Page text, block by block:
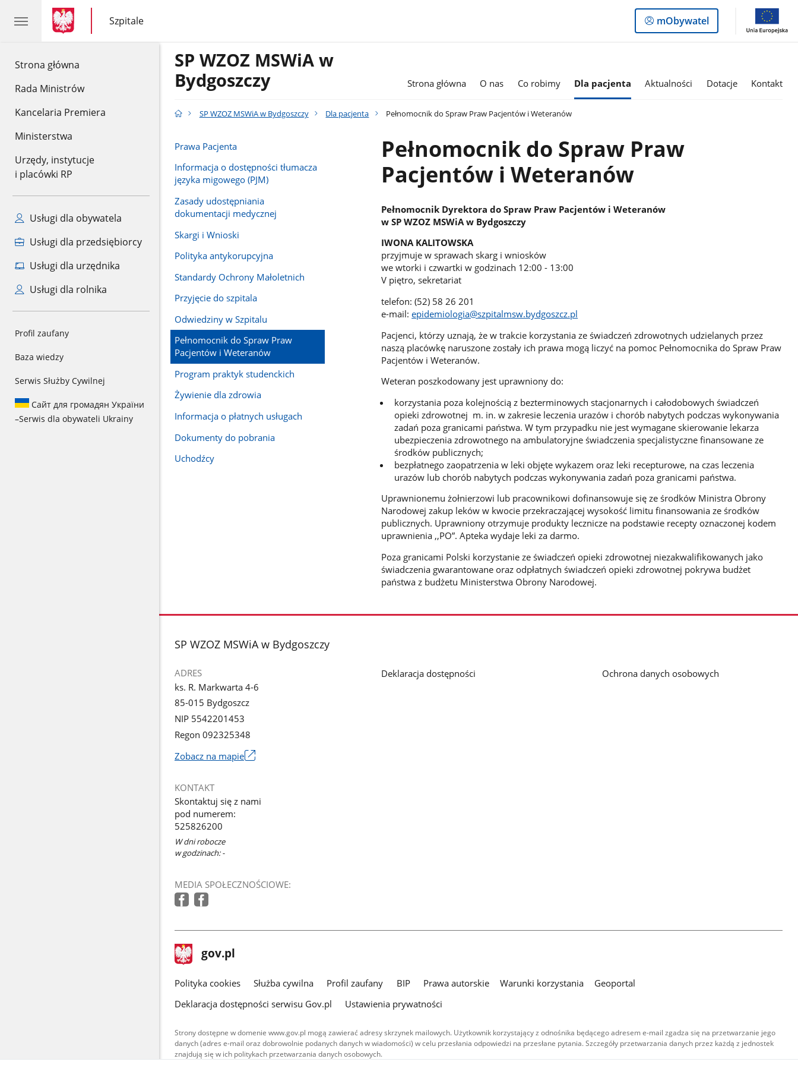
Strona główna
Rada Ministrów
Kancelaria Premiera
Ministerstwa
Urzędy, instytucje
i placówki RP
Usługi dla obywatela
Usługi dla przedsiębiorcy
Usługi dla urzędnika
Usługi dla rolnika
Profil zaufany
Baza wiedzy
Serwis Służby Cywilnej
Сайт для громадян України
–Serwis dla obywateli Ukrainy
gov.pl
gov.pl
Szpitale
gov.pl
Szpitale
Logowanie
do
mObywatel
SP WZOZ MSWiA w
Bydgoszczy
Strona główna O nas Co robimy Dla pacjenta Aktualności Dotacje Kontakt
SP WZOZ MSWiA w Bydgoszczy Dla pacjenta Pełnomocnik do Spraw Praw Pacjentów i Weteranów
Prawa Pacjenta
Informacja o dostępności tłumacza
języka migowego (PJM)
Zasady udostępniania
dokumentacji medycznej
Skargi i Wnioski
Polityka antykorupcyjna
Standardy Ochrony Małoletnich
Przyjęcie do szpitala
Odwiedziny w Szpitalu
Pełnomocnik do Spraw Praw
Pacjentów i Weteranów
Program praktyk studenckich
Żywienie dla zdrowia
Informacja o płatnych usługach
Dokumenty do pobrania
Uchodźcy
Pełnomocnik do Spraw Praw
Pacjentów i Weteranów
Pełnomocnik Dyrektora do Spraw Praw Pacjentów i Weteranów
w SP WZOZ MSWiA w Bydgoszczy
IWONA KALITOWSKA
przyjmuje w sprawach skarg i wniosków
we wtorki i czwartki w godzinach 12:00 - 13:00
V piętro, sekretariat
telefon: (52) 58 26 201
e-mail:epidemiologia@szpitalmsw.bydgoszcz.pl
Pacjenci, którzy uznają, że w trakcie korzystania ze świadczeń zdrowotnych udzielanych przez
naszą placówkę naruszone zostały ich prawa mogą liczyć na pomoc Pełnomocnika do Spraw Praw
Pacjentów i Weteranów.
Weteran poszkodowany jest uprawniony do:
korzystania poza kolejnością z bezterminowych stacjonarnych i całodobowych świadczeń
opieki zdrowotnej m. in. w zakresie leczenia urazów i chorób nabytych podczas wykonywania
zadań poza granicami państwa. W tym przypadku nie jest wymagane skierowanie lekarza
ubezpieczenia zdrowotnego na ambulatoryjne świadczenia specjalistyczne finansowane ze
środków publicznych;
bezpłatnego zaopatrzenia w leki objęte wykazem oraz leki recepturowe, na czas leczenia
urazów lub chorób nabytych podczas wykonywania zadań poza granicami państwa.
Uprawnionemu żołnierzowi lub pracownikowi dofinansowuje się ze środków Ministra Obrony
Narodowej zakup leków w kwocie przekraczającej wysokość limitu finansowania ze środków
publicznych. Uprawniony otrzymuje produkty lecznicze na podstawie recepty oznaczonej kodem
uprawnienia ,,PO”. Apteka wydaje leki za darmo.
Poza granicami Polski korzystanie ze świadczeń opieki zdrowotnej niezakwalifikowanych jako
świadczenia gwarantowane oraz odpłatnych świadczeń opieki zdrowotnej pokrywa budżet
państwa z budżetu Ministerstwa Obrony Narodowej.
stopka
SP WZOZ MSWiA w Bydgoszczy
ADRES
ks. R. Markwarta 4-6
85-015 Bydgoszcz
NIP 5542201453
Regon 092325348
Zobacz na mapie
się
w
nowym
oknie
KONTAKT
Skontaktuj się z nami
pod numerem:
525826200
W dni robocze
w godzinach: -
MEDIA SPOŁECZNOŚCIOWE:
Deklaracja dostępności Ochrona danych osobowych
stopka
gov.pl Strona
gov.pl
gov.pl
Polityka cookies Służba cywilna Profil zaufany BIP Prawa autorskie Warunki korzystania
Geoportal
Deklaracja dostępności serwisu Gov.pl
Ustawienia prywatności
Strony dostępne w domenie www.gov.pl mogą zawierać adresy skrzynek mailowych. Użytkownik korzystający z odnośnika będącego adresem e-mail zgadza się na przetwarzanie jego
danych (adres e-mail oraz dobrowolnie podanych danych w wiadomości) w celu przesłania odpowiedzi na przesłane pytania. Szczegóły przetwarzania danych przez każdą z jednostek
znajdują się w ich politykach przetwarzania danych osobowych.